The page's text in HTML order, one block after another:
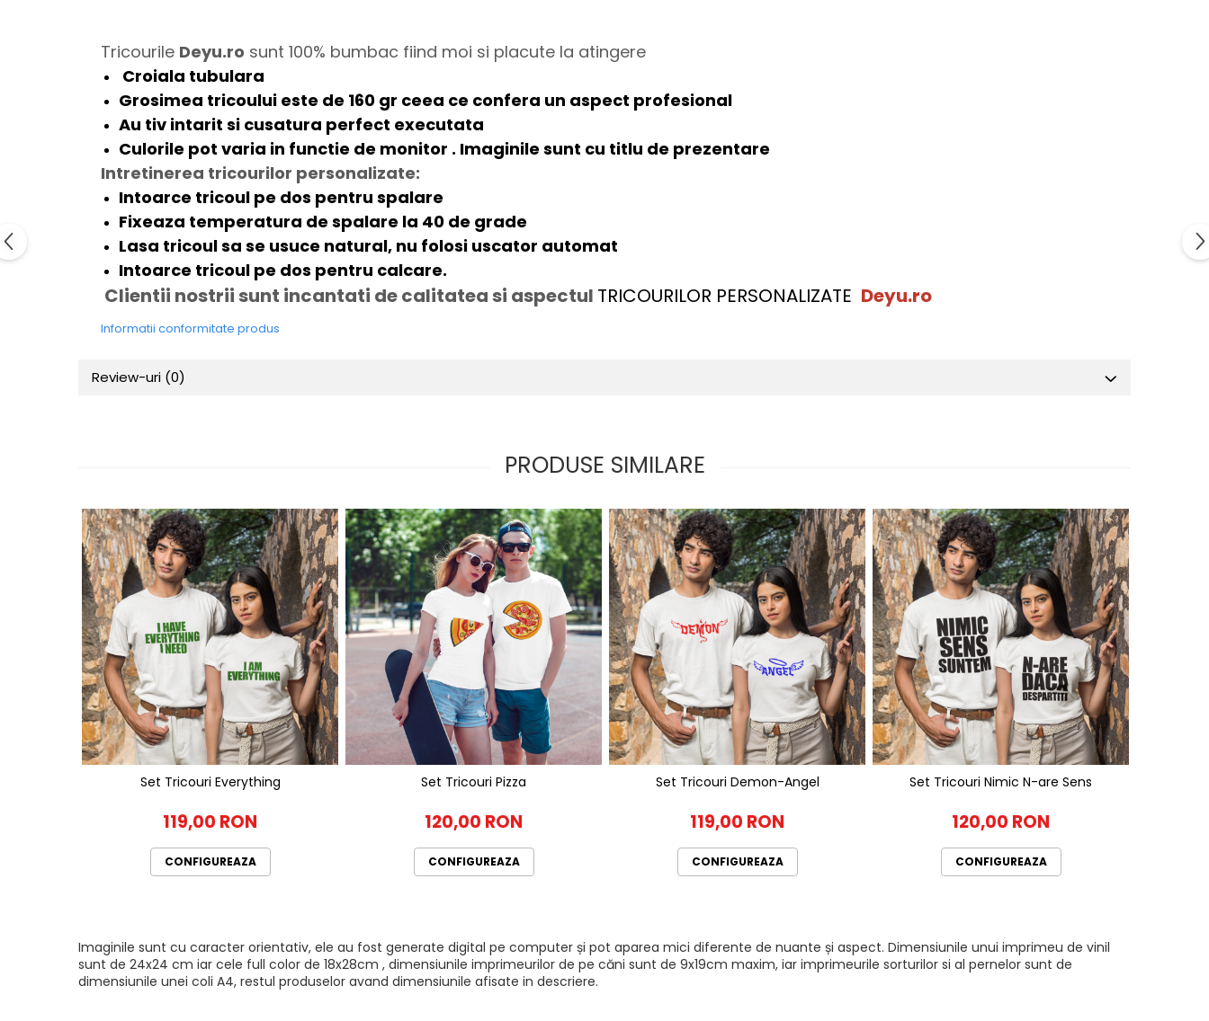
Tricourile Deyu.ro sunt 100% bumbac fiind moi si placute la atingere
Croiala tubulara
Grosimea tricoului este de 160 gr ceea ce confera un aspect profesional
Au tiv intarit si cusatura perfect executata
Culorile pot varia in functie de monitor . Imaginile sunt cu titlu de prezentare
Intretinerea tricourilor personalizate:
Intoarce tricoul pe dos pentru spalare
Fixeaza temperatura de spalare la 40 de grade
Lasa tricoul sa se usuce natural, nu folosi uscator automat
Intoarce tricoul pe dos pentru calcare.
Clientii nostrii sunt incantati de calitatea si aspectul TRICOURILOR PERSONALIZATE Deyu.ro
Informatii conformitate produs
Review-uri (0)
PRODUSE SIMILARE
Set Tricouri Everything
119,00 RON
CONFIGUREAZA
Set Tricouri Pizza
120,00 RON
CONFIGUREAZA
Set Tricouri Demon-Angel
119,00 RON
CONFIGUREAZA
Set Tricouri Nimic N-are Sens
120,00 RON
CONFIGUREAZA
Imaginile sunt cu caracter orientativ, ele au fost generate digital pe computer și pot aparea mici diferente de nuante și aspect. Dimensiunile unui imprimeu de vinil
sunt de 24x24 cm iar cele full color de 18x28cm , dimensiunile imprimeurilor de pe căni sunt de 9x19cm maxim, iar imprimeurile sorturilor si al pernelor sunt de
dimensiunile unei coli A4, restul produselor avand dimensiunile afisate in descriere.